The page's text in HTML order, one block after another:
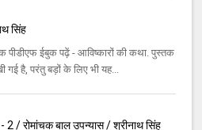
सिंह
पीडीएफ ईबुक पढ़ें - आविष्कारों की कथा. पुस्तक
गई है, परंतु बड़ों के लिए भी यह...
2 / रोमांचक बाल उपन्यास / श्रीनाथ सिंह